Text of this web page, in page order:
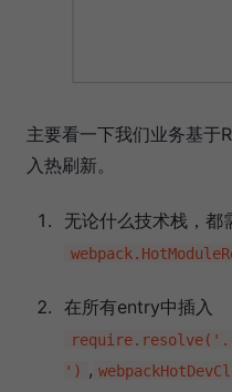
主要看一下我们业务基于
入热刷新。
无论什么技术栈，都
在所有entry中插入
') ,